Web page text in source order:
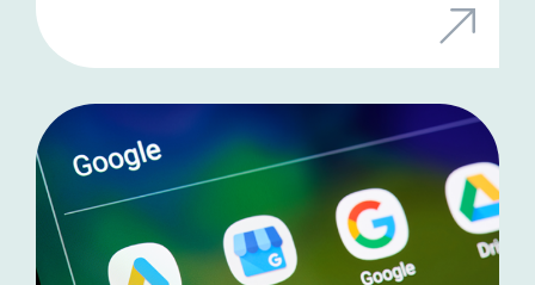
is het de wereld van online die veel print
overneemt.
We zien de laatste tijd wel de trend dat
ook offline media weer een opmars
maakt. Door stijgende bezorgdheid over